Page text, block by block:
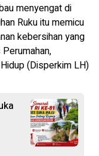
menyengat di
Ruku itu memicu
kebersihan yang
(Disperkim LH)